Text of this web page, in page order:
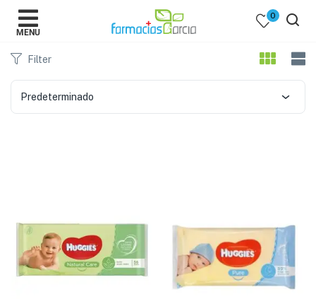
Bebes )
MENU
0
Filter
Predeterminado